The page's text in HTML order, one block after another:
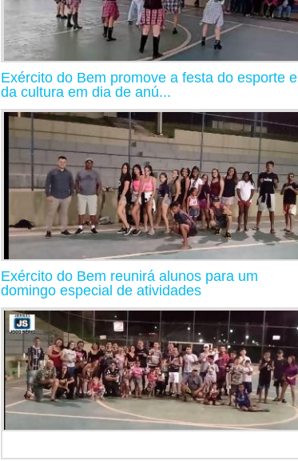
Exército do Bem promove a festa do esporte e
da cultura em dia de anú...
Exército do Bem reunirá alunos para um
domingo especial de atividades